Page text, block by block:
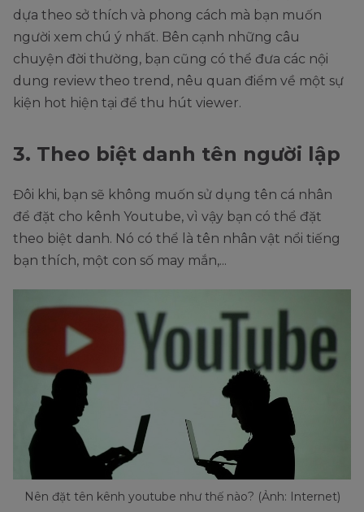
dựa theo sở thích và phong cách mà bạn muốn
người xem chú ý nhất. Bên cạnh những câu
chuyện đời thường, bạn cũng có thể đưa các nội
dung review theo trend, nêu quan điểm về một sự
kiện hot hiện tại để thu hút viewer.
3. Theo biệt danh tên người lập
Đôi khi, bạn sẽ không muốn sử dụng tên cá nhân
để đặt cho kênh Youtube, vì vậy bạn có thể đặt
theo biệt danh. Nó có thể là tên nhân vật nổi tiếng
bạn thích, một con số may mắn,...
Nên đặt tên kênh youtube như thế nào? (Ảnh: Internet)